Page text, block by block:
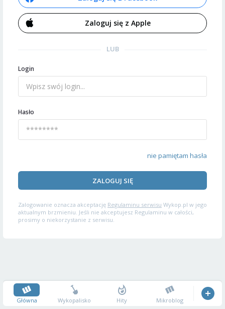
Zaloguj się z Apple
LUB
Login
Hasło
nie pamiętam hasła
ZALOGUJ SIĘ
Zalogowanie oznacza akceptację Regulaminu serwisu Wykop.pl w jego
aktualnym brzmieniu. Jeśli nie akceptujesz Regulaminu w całości,
prosimy o niekorzystanie z serwisu.
Główna Wykopalisko Hity Mikroblog